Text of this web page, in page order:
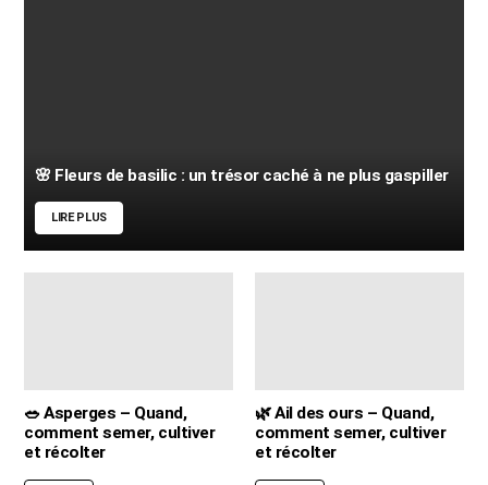
🌸 Fleurs de basilic : un trésor caché à ne plus gaspiller
LIRE PLUS
🥗 Asperges – Quand,
comment semer, cultiver
et récolter
🌿 Ail des ours – Quand,
comment semer, cultiver
et récolter